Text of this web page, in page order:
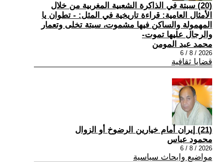
(20) سبتة في الذاكرة الشعبية المغربية من خلال
الأمثال العامية: قراءة تاريخية في المثل: - تطوان يا
المهمولة والساكن فيها مشموت، سبتة تخلى وتعمار
والرجال عليها تموت-
محمد عبد المومن
2026 / 8 / 6
قضايا ثقافية
(21) إيران أمام خيارين الرضوخ أو الزوال
محمود عباس
2026 / 8 / 6
مواضيع وابحاث سياسية